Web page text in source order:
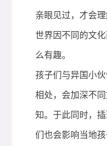
亲眼见过，才会
世界因不同的文
么有趣。
孩子们与异国小
相处，会加深不
知。于此同时，
们也会影响当地